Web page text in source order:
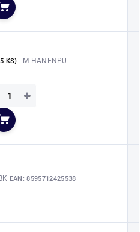
Do košíku
KS) | M-HANENPU
+
Do košíku
EAN: 8595712425538